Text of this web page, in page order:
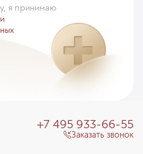
я принимаю
+7 495 933-66-55
Заказать звонок